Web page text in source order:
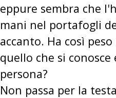
eppure sembra che
mani nel portafogli
accanto. Ha così
quello che si
persona?
Non passa per la